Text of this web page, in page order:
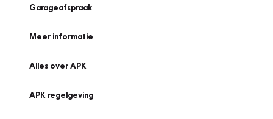
Garageafspraak
Meer informatie
Alles over APK
APK regelgeving